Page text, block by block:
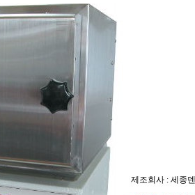
제조회사 : 세종